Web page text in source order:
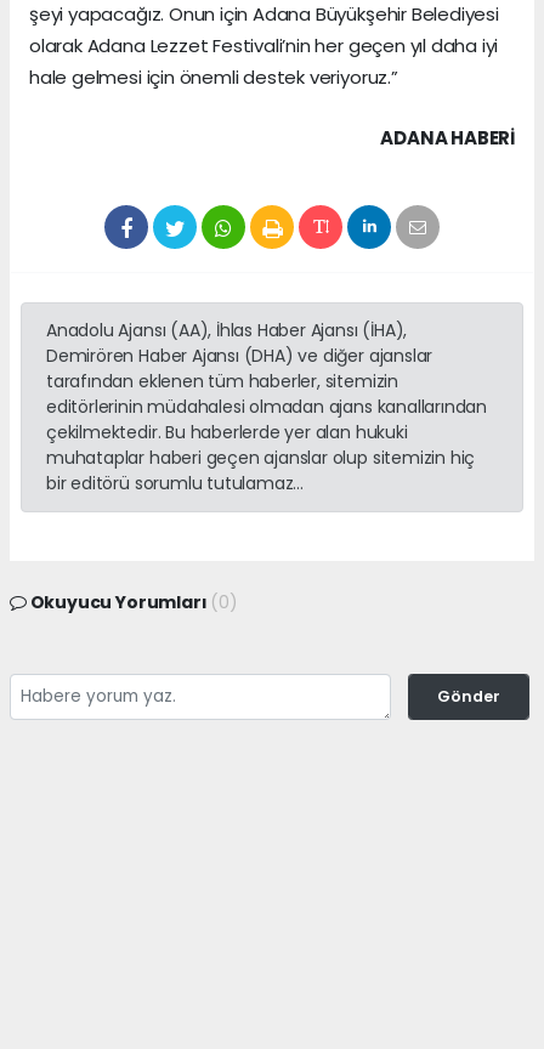
şeyi yapacağız. Onun için Adana Büyükşehir Belediyesi
olarak Adana Lezzet Festivali’nin her geçen yıl daha iyi
hale gelmesi için önemli destek veriyoruz.”
ADANA HABERİ
Anadolu Ajansı (AA), İhlas Haber Ajansı (İHA),
Demirören Haber Ajansı (DHA) ve diğer ajanslar
tarafından eklenen tüm haberler, sitemizin
editörlerinin müdahalesi olmadan ajans kanallarından
çekilmektedir. Bu haberlerde yer alan hukuki
muhataplar haberi geçen ajanslar olup sitemizin hiç
bir editörü sorumlu tutulamaz...
Okuyucu Yorumları (0)
Gönder